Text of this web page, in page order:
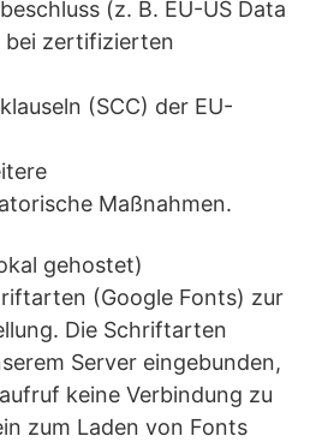
(z. B. EU-US Data
bei zertifizierten
(SCC) der EU-
Maßnahmen.
gehostet)
(Google Fonts) zur
Die Schriftarten
Server eingebunden,
keine Verbindung zu
zum Laden von Fonts